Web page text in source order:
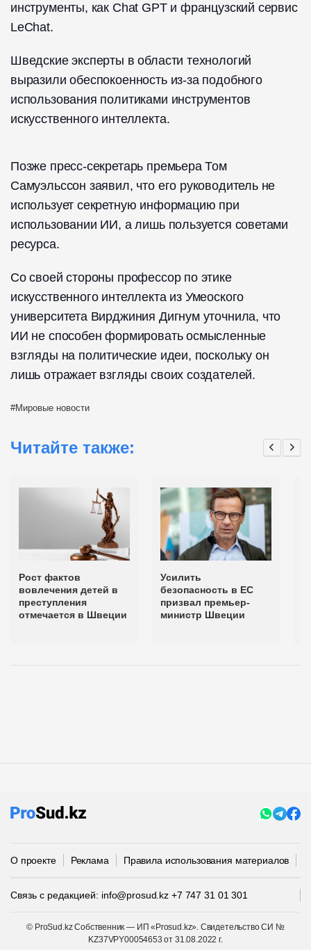
инструменты, как Chat GPT и французский сервис
LeChat.
Шведские эксперты в области технологий
выразили обеспокоенность из-за подобного
использования политиками инструментов
искусственного интеллекта.
Позже пресс-секретарь премьера Том
Самуэльссон заявил, что его руководитель не
использует секретную информацию при
использовании ИИ, а лишь пользуется советами
ресурса.
Со своей стороны профессор по этике
искусственного интеллекта из Умеоского
университета Вирджиния Дигнум уточнила, что
ИИ не способен формировать осмысленные
взгляды на политические идеи, поскольку он
лишь отражает взгляды своих создателей.
Мировые новости
Читайте также:
Рост фактов
вовлечения детей в
преступления
отмечается в Швеции
Усилить
безопасность в ЕС
призвал премьер-
министр Швеции
О проекте Реклама Правила использования материалов
Связь с редакцией: info@prosud.kz +7 747 31 01 301
© ProSud.kz Собственник — ИП «Prosud.kz». Свидетельство СИ №
KZ37VPY00054653 от 31.08.2022 г.